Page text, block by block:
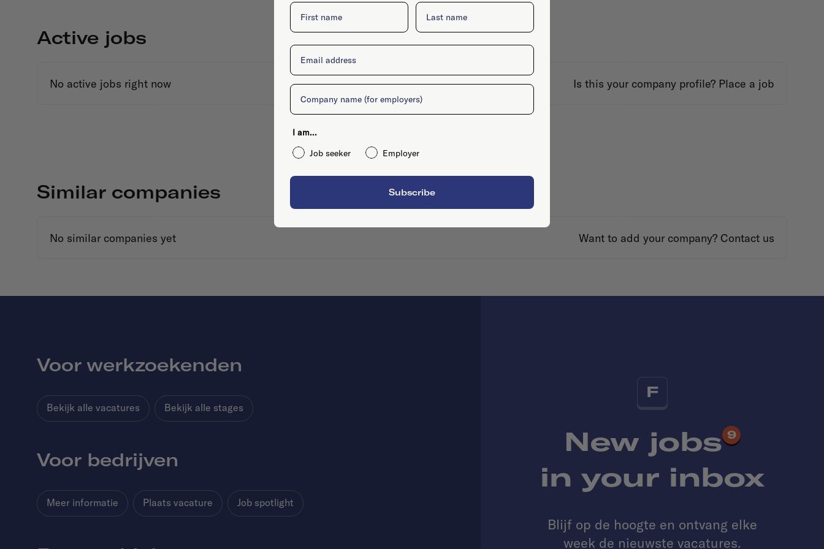
Active jobs
No active jobs right now Is this your company profile? Place a job
Similar companies
No similar companies yet Want to add your company? Contact us
F
New jobs 9
in your inbox
Blijf op de hoogte en ontvang elke
week de nieuwste vacatures.
Voor werkzoekenden
Bekijk alle vacatures Bekijk alle stages
Voor bedrijven
Meer informatie Plaats vacature Job spotlight
First name Last name
Email
Company
I am...
Job seeker
Employer
Subscribe